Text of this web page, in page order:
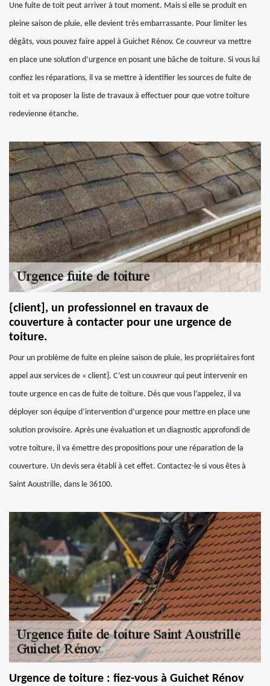
Une fuite de toit peut arriver à tout moment. Mais si elle se produit en
pleine saison de pluie, elle devient très embarrassante. Pour limiter les
dégâts, vous pouvez faire appel à Guichet Rénov. Ce couvreur va mettre
en place une solution d’urgence en posant une bâche de toiture. Si vous lui
confiez les réparations, il va se mettre à identifier les sources de fuite de
toit et va proposer la liste de travaux à effectuer pour que votre toiture
redevienne étanche.
{client], un professionnel en travaux de
couverture à contacter pour une urgence de
toiture.
Pour un problème de fuite en pleine saison de pluie, les propriétaires font
appel aux services de « client}. C’est un couvreur qui peut intervenir en
toute urgence en cas de fuite de toiture. Dès que vous l’appelez, il va
déployer son équipe d’intervention d’urgence pour mettre en place une
solution provisoire. Après une évaluation et un diagnostic approfondi de
votre toiture, il va émettre des propositions pour une réparation de la
couverture. Un devis sera établi à cet effet. Contactez-le si vous êtes à
Saint Aoustrille, dans le 36100.
Urgence de toiture : fiez-vous à Guichet Rénov